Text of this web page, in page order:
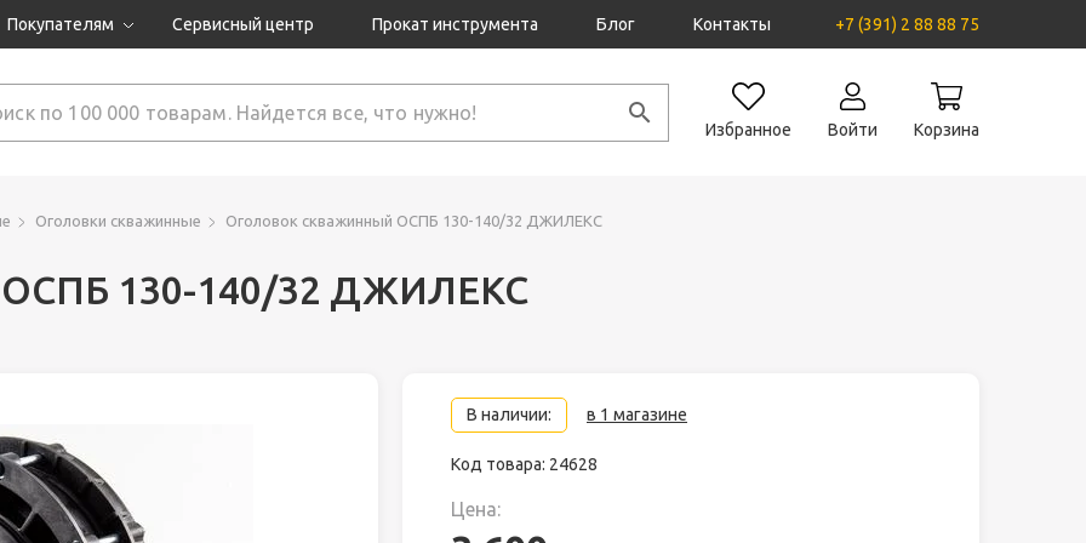
Покупателям
Как оформить заказ?
Сервисный центр Прокат инструмента Блог Контакты +7 (391) 2 88 88 75
Избранное Войти Корзина
Оголовки скважинные Оголовок скважинный OCПБ 130-140/32 ДЖИЛЕКС
130-140/32 ДЖИЛЕКС
В наличии: в 1 магазине
Код товара: 24628
Цена: